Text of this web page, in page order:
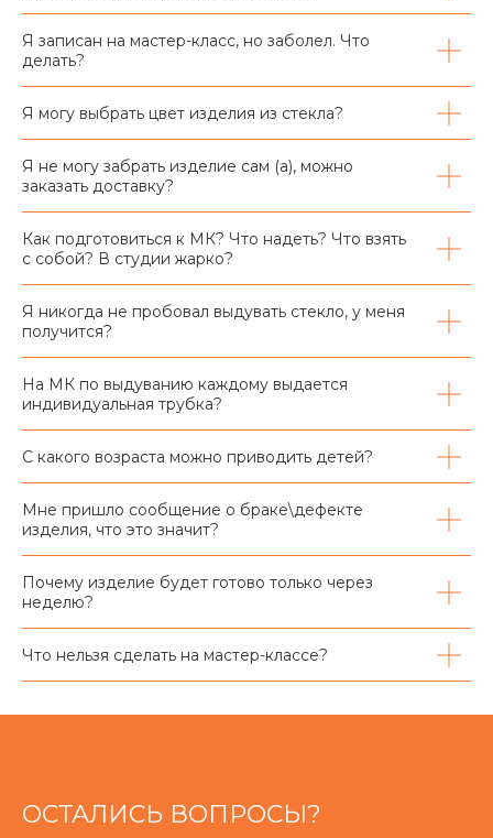
Я записан на мастер-класс, но заболел. Что
делать?
Я могу выбрать цвет изделия из стекла?
Я не могу забрать изделие сам (а), можно
заказать доставку?
Как подготовиться к МК? Что надеть? Что взять
с собой? В студии жарко?
Я никогда не пробовал выдувать стекло, у меня
получится?
На МК по выдуванию каждому выдается
индивидуальная трубка?
С какого возраста можно приводить детей?
Мне пришло сообщение о браке\дефекте
изделия, что это значит?
Почему изделие будет готово только через
неделю?
Что нельзя сделать на мастер-классе?
ОСТАЛИСЬ ВОПРОСЫ?